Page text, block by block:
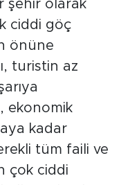
şehir olarak
ciddi göç
önüne
turistin az
ekonomik
kadar
tüm faili ve
çok ciddi